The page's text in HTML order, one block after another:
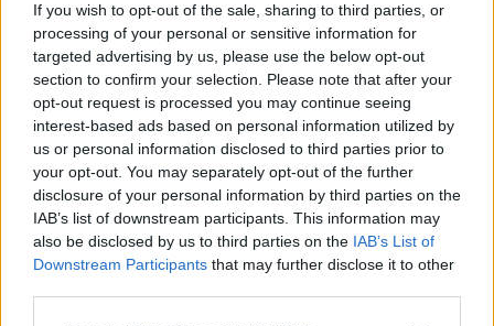
If you wish to opt-out of the sale, sharing to third parties, or
processing of your personal or sensitive information for
targeted advertising by us, please use the below opt-out
section to confirm your selection. Please note that after your
opt-out request is processed you may continue seeing
interest-based ads based on personal information utilized by
us or personal information disclosed to third parties prior to
your opt-out. You may separately opt-out of the further
disclosure of your personal information by third parties on the
IAB’s list of downstream participants. This information may
also be disclosed by us to third parties on the IAB’s List of
Downstream Participants that may further disclose it to other
Όροι Χρήσης. Το site προστατεύεται από reCAPTCHA, ισχύουν
Πολιτική Απορρήτου &Όροι Χρήσηςτης Google.
Ελλάδα
ΚΑΤΩ ΤΙΘΟΡΕΑ
ΛΗΣΤΕΙΑ ΣΥΜΜΟΡΙΑ
Share:
Ακολουθήστε το Νewsit.gr στοGoogle News και
ενημερωθείτε πρώτοι για όλη την ειδησεογραφία και τα
τελευταία νέατης ημέρας